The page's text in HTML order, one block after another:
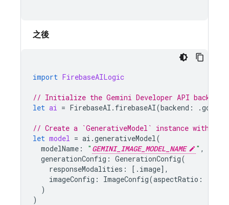
之後
import FirebaseAILogic
// Initialize the Gemini Developer API backend
let ai = FirebaseAI . firebaseAI(backend : .
// Create a `GenerativeModel` instance with a
let model = ai .generativeModel(
modelName : " GEMINI_IMAGE_MODEL_NAME " ,
generationConfig : GenerationConfig(
responseModalities : [. image],
imageConfig : ImageConfig(aspectRatio :
)
)